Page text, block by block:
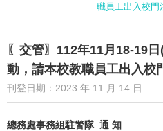
職員工出入校門
〖交管〗112年11月18-19
動，請本校教職員工出入校
刊登日期：2023 年 11 月 14 日
總務處事務組駐警隊 通 知